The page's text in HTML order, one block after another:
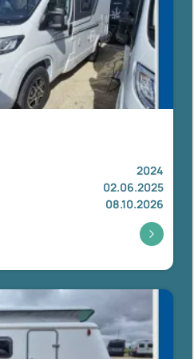
2024
02.06.2025
08.10.2026